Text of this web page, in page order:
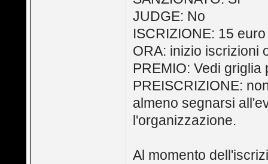
JUDGE: No
ISCRIZIONE: 15 euro
ORA: inizio iscrizioni
PREMIO: Vedi griglia
PREISCRIZIONE:
almeno segnarsi
l'organizzazione.
Al momento